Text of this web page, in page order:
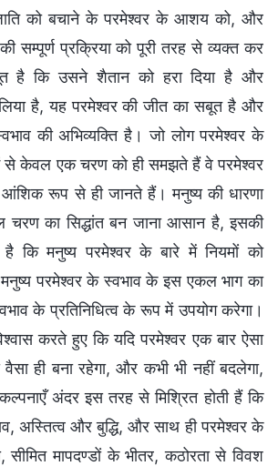
को बचाने के परमेश्वर के आशय को, और
सम्पूर्ण प्रक्रिया को पूरी तरह से व्यक्त कर
कि उसने शैतान को हरा दिया है और
है, यह परमेश्वर की जीत का सबूत है और
की अभिव्यक्ति है। जो लोग परमेश्वर के
से केवल एक चरण को ही समझते हैं वे परमेश्वर
रूप से ही जानते हैं। मनुष्य की धारणा
का सिद्धांत बन जाना आसान है, इसकी
है कि मनुष्य परमेश्वर के बारे में नियमों को
परमेश्वर के स्वभाव के इस एकल भाग का
के प्रतिनिधित्व के रूप में उपयोग करेगा।
करते हुए कि यदि परमेश्वर एक बार ऐसा
ही बना रहेगा, और कभी भी नहीं बदलेगा,
अंदर इस तरह से मिश्रित होती हैं कि
अस्तित्व और बुद्धि, और साथ ही परमेश्वर के
सीमित मापदण्डों के भीतर, कठोरता से विवश